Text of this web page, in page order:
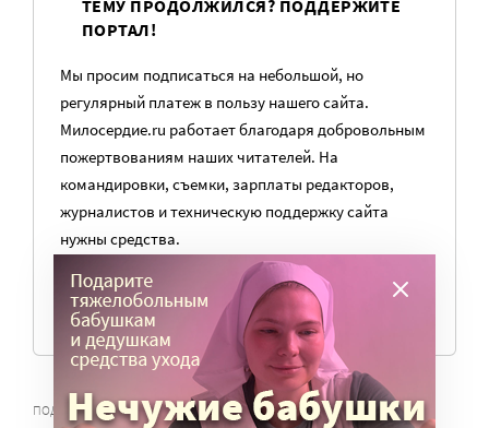
ТЕМУ ПРОДОЛЖИЛСЯ? ПОДДЕРЖИТЕ
ПОРТАЛ!
Мы просим подписаться на небольшой, но
регулярный платеж в пользу нашего сайта.
Милосердие.ru работает благодаря добровольным
пожертвованиям наших читателей. На
командировки, съемки, зарплаты редакторов,
журналистов и техническую поддержку сайта
нужны средства.
ПОМОЧЬ ПОРТАЛУ
ПОДКАСТЫ,ЗНАНИЯ,ПОДКАСТ «ПРОСТО С МИЛОСЕРДИЕМ» ,ПРОСТО С